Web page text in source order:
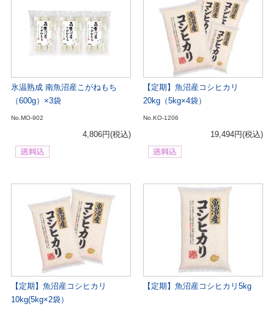
氷温熟成 南魚沼産こがねもち
（600g）×3袋
No.MO-902
4,806円(税込)
【定期】魚沼産コシヒカリ
20kg（5kg×4袋）
No.KO-1206
19,494円(税込)
【定期】魚沼産コシヒカリ
10kg(5kg×2袋）
【定期】魚沼産コシヒカリ5kg